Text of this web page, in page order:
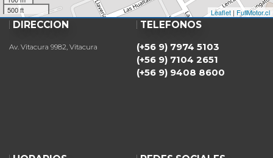
500 ft
Leaflet | FullMotor.cl
DIRECCIÓN
Av. Vitacura 9982, Vitacura
TELÉFONOS
(+56 9) 7974 5103
(+56 9) 7104 2651
(+56 9) 9408 8600